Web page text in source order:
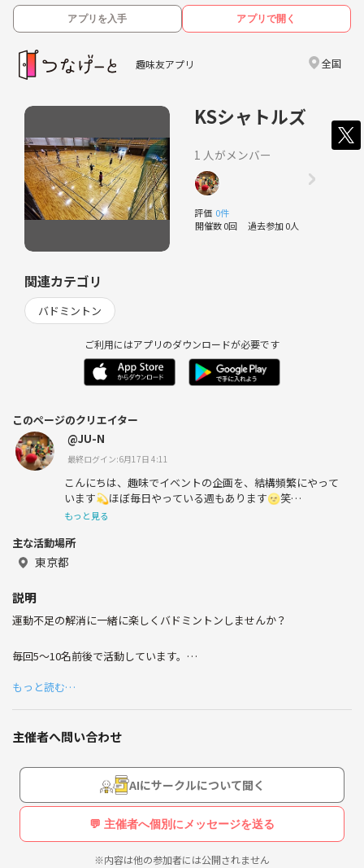
アプリを入手 アプリで開く
趣味友アプリ 全国
KSシャトルズ
1 人がメンバー
評価 0件
開催数 0回 過去参加 0人
関連カテゴリ
バドミントン
ご利用にはアプリのダウンロードが必要です
このページのクリエイター
@JU-N
最終ログイン:6月17日 4:11
こんにちは、趣味でイベントの企画を、結構頻繁にやって
います💫ほぼ毎日やっている週もあります🌝笑
学生時代って、部活がない日にも、部室に行っていません
たら、毎日寄りたいコミュニティを目指してます🐬
もっと見る
主な活動場所
東京都
説明
運動不足の解消に一緒に楽しくバドミントンしませんか？
毎回5〜10名前後で活動しています。
県外出身まで幅広く在籍しています。
【募集する方】
・基本的に試合中心の活動の為、ルールのわかる方
・楽しくバドミントンできる方
・20代〜30代前半までの方
【流れ】
準備・基礎打ち→ダブルスゲーム→片付け
もっと読む…
主催者へ問い合わせ
AIにサークルについて聞く
💬 主催者へ個別にメッセージを送る
※内容は他の参加者には公開されません